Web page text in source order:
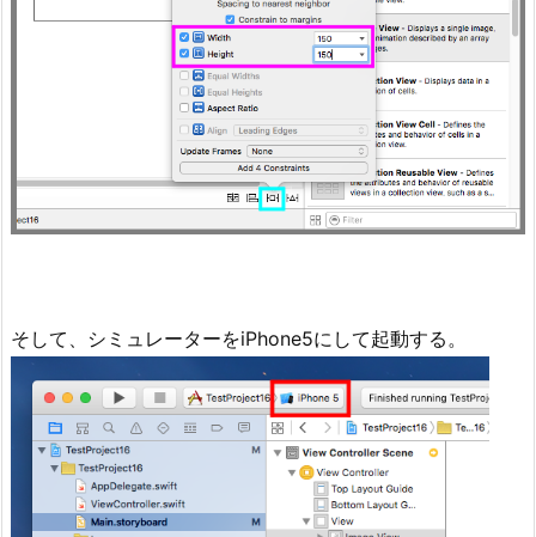
そして、シミュレーターをiPhone5にして起動する。